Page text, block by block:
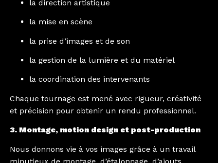
la direction artistique
la mise en scène
la prise d’images et de son
la gestion de la lumière et du matériel
la coordination des intervenants
Chaque tournage est mené avec rigueur, créativité
et précision pour obtenir un rendu professionnel.
3. Montage, motion design et post-production
Nous donnons vie à vos images grâce à un travail
minutieux de montage, d’étalonnage, d’ajouts